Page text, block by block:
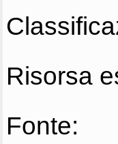
Risorsa
Fonte: